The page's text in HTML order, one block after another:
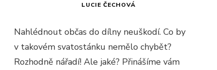
LUCIE ČECHOVÁ
Nahlédnout občas do dílny neuškodí. Co by
v takovém svatostánku nemělo chybět?
Rozhodně nářadí! Ale jaké? Přinášíme vám